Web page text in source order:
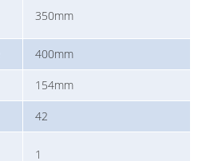
350mm
400mm
154mm
42
1